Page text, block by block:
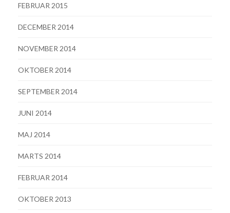
FEBRUAR 2015
DECEMBER 2014
NOVEMBER 2014
OKTOBER 2014
SEPTEMBER 2014
JUNI 2014
MAJ 2014
MARTS 2014
FEBRUAR 2014
OKTOBER 2013